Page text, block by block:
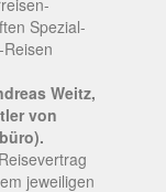
Spezial-
Weitz,
von
jeweiligen